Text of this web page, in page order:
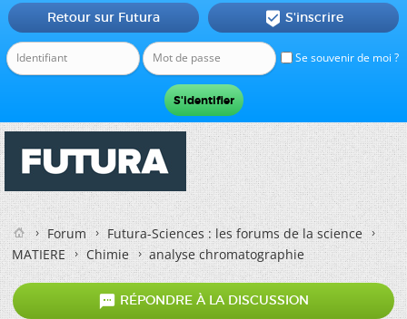
Se souvenir de moi ?
Retour sur Futura  S'inscrire
Forum
Futura-Sciences : les forums de la science
MATIERE
Chimie analyse chromatographie
 RÉPONDRE À LA DISCUSSION